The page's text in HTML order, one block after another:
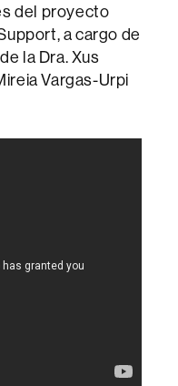
del proyecto
a cargo de
la Dra. Xus
Vargas-Urpi